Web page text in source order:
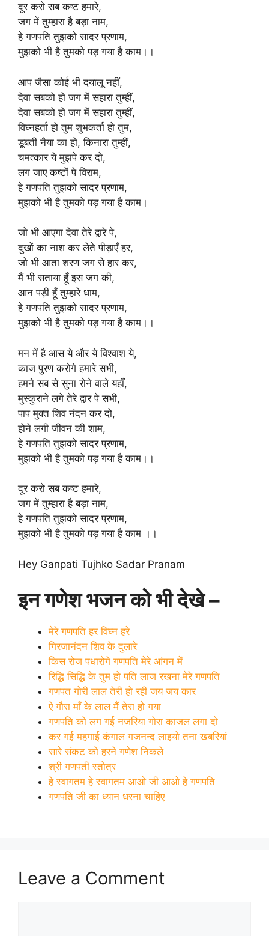
दूर करो सब कष्ट हमारे,
जग में तुम्हारा है बड़ा नाम,
हे गणपति तुझको सादर प्रणाम,
मुझको भी है तुमको पड़ गया है काम।।
आप जैसा कोई भी दयालू नहीं,
देवा सबको हो जग में सहारा तुम्हीं,
देवा सबको हो जग में सहारा तुम्हीं,
विघ्नहर्ता हो तुम शुभकर्ता हो तुम,
डूबती नैया का हो, किनारा तुम्हीं,
चमत्कार ये मुझपे कर दो,
लग जाए कष्टों पे विराम,
हे गणपति तुझको सादर प्रणाम,
मुझको भी है तुमको पड़ गया है काम।
जो भी आएगा देवा तेरे द्वारे पे,
दुखों का नाश कर लेते पीड़ाएँ हर,
जो भी आता शरण जग से हार कर,
मैं भी सताया हूँ इस जग की,
आन पड़ी हूँ तुम्हारे धाम,
हे गणपति तुझको सादर प्रणाम,
मुझको भी है तुमको पड़ गया है काम।।
मन में है आस ये और ये विश्वाश ये,
काज पुरण करोगे हमारे सभी,
हमने सब से सुना रोने वाले यहाँ,
मुस्कुराने लगे तेरे द्वार पे सभी,
पाप मुक्त शिव नंदन कर दो,
होने लगी जीवन की शाम,
हे गणपति तुझको सादर प्रणाम,
मुझको भी है तुमको पड़ गया है काम।।
दूर करो सब कष्ट हमारे,
जग में तुम्हारा है बड़ा नाम,
हे गणपति तुझको सादर प्रणाम,
मुझको भी है तुमको पड़ गया है काम ।।
Hey Ganpati Tujhko Sadar Pranam
इन गणेश भजन को भी देखे –
मेरे गणपति हर विघ्न हरे
गिरजानंदन शिव के दुलारे
किस रोज पधारोगे गणपति मेरे आंगन में
रिद्धि सिद्धि के तुम हो पति लाज रखना मेरे गणपति
गणपत गोरी लाल तेरी हो रही जय जय कार
ऐ गौरा माँ के लाल मैं तेरा हो गया
गणपति को लग गई नजरिया गोरा काजल लगा दो
कर गई महगाई कंगाल गजनन्द लाइयो तना खबरियां
सारे संकट को हरने गणेश निकले
श्री गणपती स्तोत्र
हे स्वागतम हे स्वागतम आओ जी आओ हे गणपति
गणपति जी का ध्यान धरना चाहिए
Leave a Comment